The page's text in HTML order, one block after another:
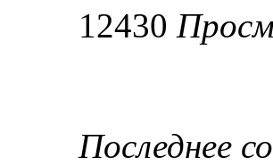
12430
Последнее